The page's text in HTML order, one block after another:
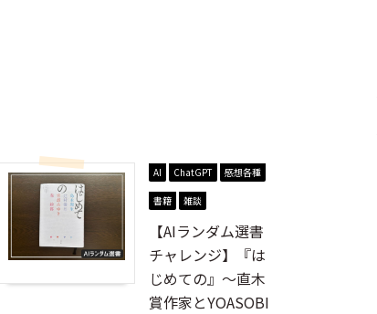
AI ChatGPT 感想各種
書籍 雑談
【AIランダム選書
チャレンジ】『は
じめての』～直木
賞作家とYOASOBI